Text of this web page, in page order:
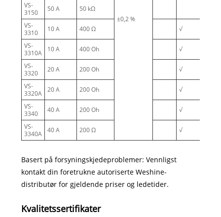
±0,2 %
VS-
3150
50 A
50 kΩ
VS-
3310
10 A 400 Ω
√
VS-
3310A
10 A 400 Oh
√
VS-
3320
20 A 200 Oh
√
VS-
3320A
20 A 200 Oh
√
VS-
3340
40 A 200 Oh
√
VS-
3340A
40 A 200 Ω √
Basert på forsyningskjedeproblemer: Vennligst
kontakt din foretrukne autoriserte Weshine-
distributør for gjeldende priser og ledetider.
Kvalitetssertifikater